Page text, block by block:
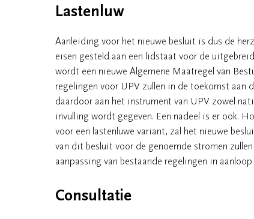
Lastenluw
Aanleiding voor het nieuwe besluit is dus de
eisen gesteld aan een lidstaat voor de
wordt een nieuwe Algemene Maatregel van
regelingen voor UPV zullen in de toekomst
daardoor aan het instrument van UPV zowel
invulling wordt gegeven. Een nadeel is er ook.
voor een lastenluwe variant, zal het nieuwe
van dit besluit voor de genoemde stromen
aanpassing van bestaande regelingen in
Consultatie